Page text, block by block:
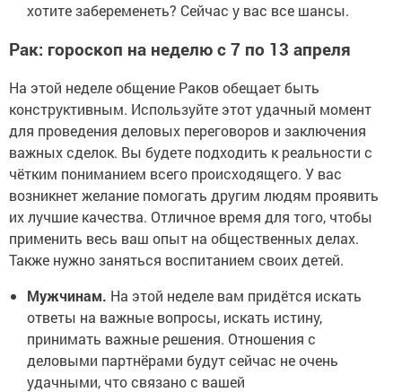
хотите забеременеть? Сейчас у вас все шансы.
Рак: гороскоп на неделю с 7 по 13 апреля
На этой неделе общение Раков обещает быть
конструктивным. Используйте этот удачный момент
для проведения деловых переговоров и заключения
важных сделок. Вы будете подходить к реальности с
чётким пониманием всего происходящего. У вас
возникнет желание помогать другим людям проявить
их лучшие качества. Отличное время для того, чтобы
применить весь ваш опыт на общественных делах.
Также нужно заняться воспитанием своих детей.
Мужчинам. На этой неделе вам придётся искать
ответы на важные вопросы, искать истину,
принимать важные решения. Отношения с
деловыми партнёрами будут сейчас не очень
удачными, что связано с вашей